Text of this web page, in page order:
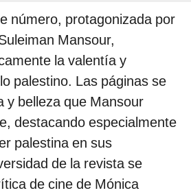
número, protagonizada por
Mansour,
la valentía y
palestino. Las páginas se
y belleza que Mansour
destacando especialmente
palestina en sus
de la revista se
de cine de Mónica